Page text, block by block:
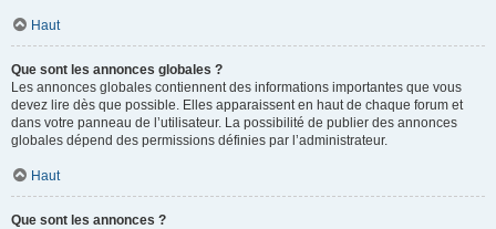
Haut
Que sont les annonces globales ?
Les annonces globales contiennent des informations importantes que vous
devez lire dès que possible. Elles apparaissent en haut de chaque forum et
dans votre panneau de l’utilisateur. La possibilité de publier des annonces
globales dépend des permissions définies par l’administrateur.
Haut
Que sont les annonces ?